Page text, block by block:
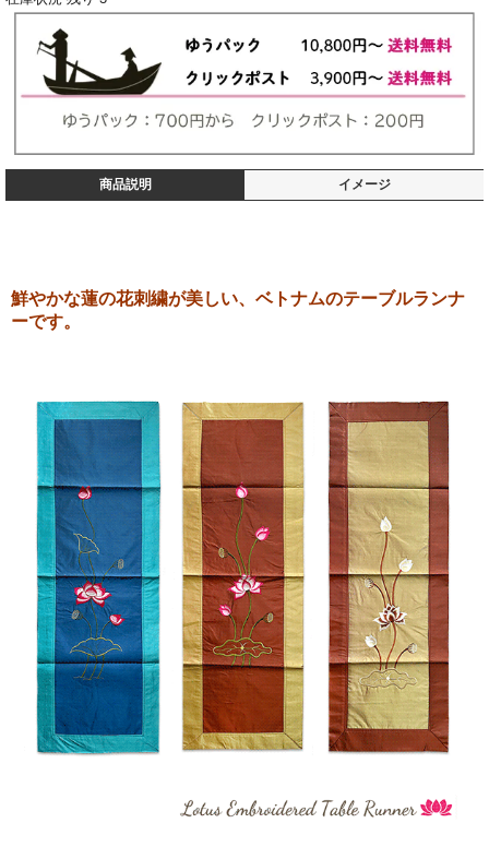
商品説明 イメージ
鮮やかな蓮の花刺繍が美しい、ベトナムのテーブルランナ
ーです。